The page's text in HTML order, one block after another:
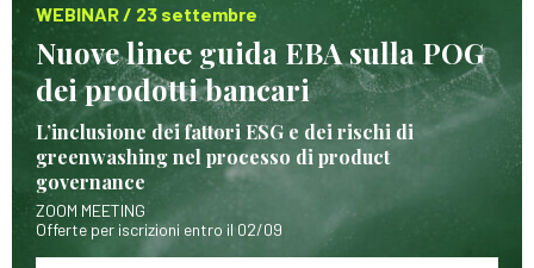
WEBINAR / 23 settembre
Nuove linee guida EBA sulla POG
dei prodotti bancari
L’inclusione dei fattori ESG e dei rischi di
greenwashing nel processo di product
governance
ZOOM MEETING
Offerte per iscrizioni entro il 02/09